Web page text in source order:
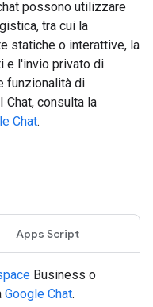
possono utilizzare
tra cui la
statiche o interattive, la
e l'invio privato di
funzionalità di
consulta la
Chat.
Apps Script
Business o
Google Chat.